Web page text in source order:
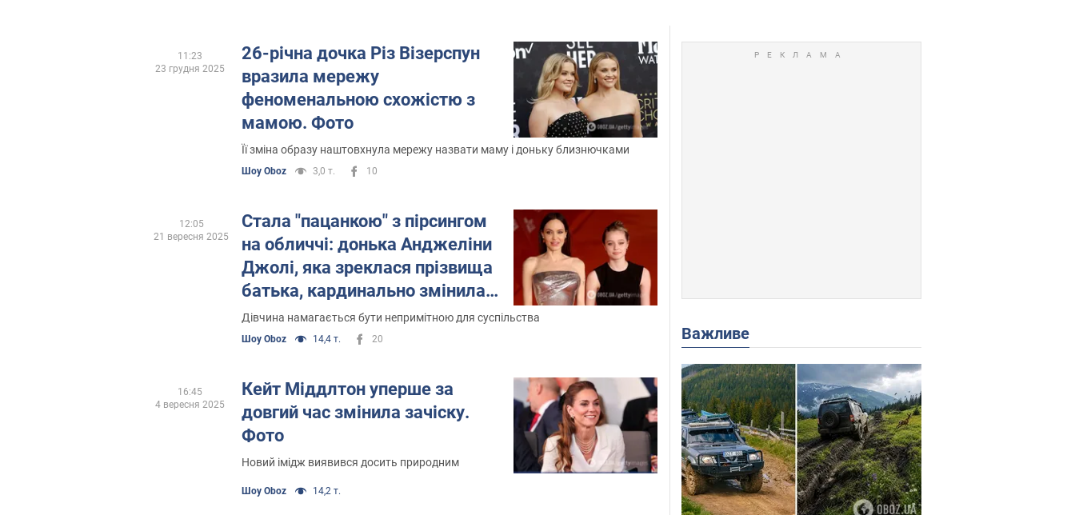
26-річна дочка Різ Візерспун
вразила мережу
феноменальною схожістю з
мамою. Фото
Її зміна образу наштовхнула мережу назвати маму і доньку близнючками
Шоу Oboz 3,0 т. 10
11:23
23 грудня 2025
Стала "пацанкою" з пірсингом
на обличчі: донька Анджеліни
Джолі, яка зреклася прізвища
батька, кардинально змінила
імідж
Дівчина намагається бути непримітною для суспільства
Шоу Oboz 14,4 т. 20
12:05
21 вересня 2025
Кейт Міддлтон уперше за
довгий час змінила зачіску.
Фото
Новий імідж виявився досить природним
Шоу Oboz 14,2 т.
16:45
4 вересня 2025
Важливе